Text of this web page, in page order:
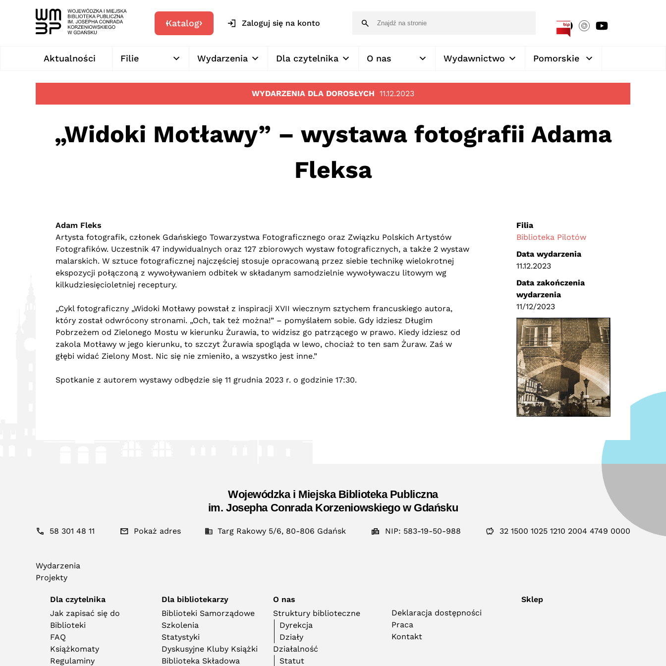
Katalog Zaloguj się na konto
Aktualności Filie Wydarzenia Dla czytelnika O nas Wydawnictwo Pomorskie
WYDARZENIA DLA DOROSŁYCH 11.12.2023
„Widoki Motławy” – wystawa fotografii Adama
Fleksa
Adam Fleks
Artysta fotografik, członek Gdańskiego Towarzystwa Fotograficznego oraz Związku Polskich Artystów
Fotografików. Uczestnik 47 indywidualnych oraz 127 zbiorowych wystaw fotograficznych, a także 2 wystaw
malarskich. W sztuce fotograficznej najczęściej stosuje opracowaną przez siebie technikę wielokrotnej
ekspozycji połączoną z wywoływaniem odbitek w składanym samodzielnie wywoływaczu litowym wg
kilkudziesięcioletniej receptury.
„Cykl fotograficzny „Widoki Motławy powstał z inspiracji XVII wiecznym sztychem francuskiego autora,
który został odwrócony stronami. „Och, tak też można!” – pomyślałem sobie. Gdy idziesz Długim
Pobrzeżem od Zielonego Mostu w kierunku Żurawia, to widzisz go patrzącego w prawo. Kiedy idziesz od
zakola Motławy w jego kierunku, to szczyt Żurawia spogląda w lewo, chociaż to ten sam Żuraw. Zaś w
głębi widać Zielony Most. Nic się nie zmieniło, a wszystko jest inne.”
Spotkanie z autorem wystawy odbędzie się 11 grudnia 2023 r. o godzinie 17:30.
Filia
Biblioteka Pilotów
Data wydarzenia
11.12.2023
Data zakończenia
wydarzenia
11/12/2023
Wojewódzka i Miejska Biblioteka Publiczna
im. Josepha Conrada Korzeniowskiego w Gdańsku
58 301 48 11 Pokaż adres Targ Rakowy 5/6, 80-806 Gdańsk NIP: 583-19-50-988 32 1500 1025 1210 2004 4749 0000
Wydarzenia
Projekty
Dla czytelnika
Jak zapisać się do
Biblioteki
FAQ
Książkomaty
Regulaminy
Dla bibliotekarzy
Biblioteki Samorządowe
Szkolenia
Statystyki
Dyskusyjne Kluby Książki
Biblioteka Składowa
O nas
Struktury biblioteczne
Dyrekcja
Działy
Działalność
Statut
Deklaracja dostępności
Praca
Kontakt
Sklep